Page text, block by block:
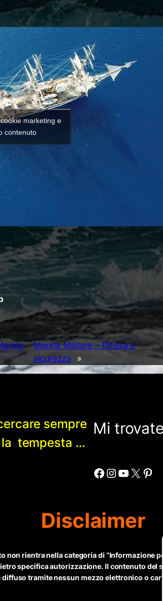
marketing e
contenuto
Marina Militare – Difesa e
sicurezza
»
sempre
la tempesta …
Mi
Facebook Instagram YouTube X Pinterest
Disclaimer
non rientra nella categoria di “Informazione
specifica autorizzazione. Il contenuto del
tramite nessun mezzo elettronico o